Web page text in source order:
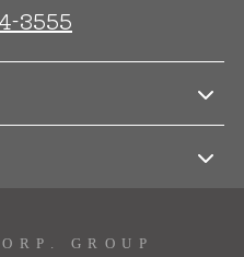
3555
GROUP